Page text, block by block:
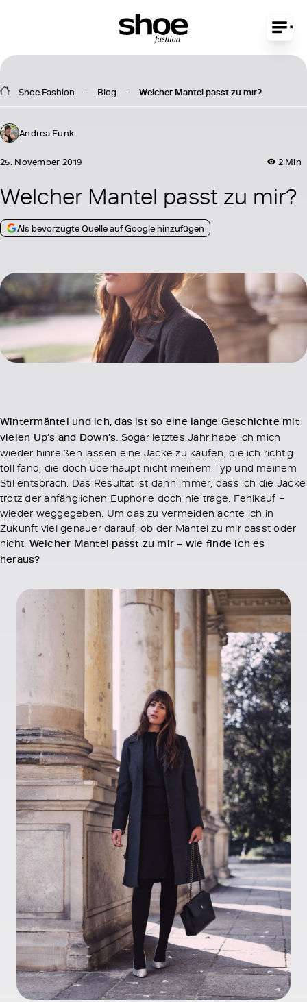
Shoe Fashion Blog Welcher Mantel passt zu mir?
Andrea Funk
2 Min
25. November 2019
Welcher Mantel passt zu mir?
Als bevorzugte Quelle auf Google hinzufügen
Wintermäntel und ich, das ist so eine lange Geschichte mit
vielen Up’s and Down’s. Sogar letztes Jahr habe ich mich
wieder hinreißen lassen eine Jacke zu kaufen, die ich richtig
toll fand, die doch überhaupt nicht meinem Typ und meinem
Stil entsprach. Das Resultat ist dann immer, dass ich die Jacke
trotz der anfänglichen Euphorie doch nie trage. Fehlkauf –
wieder weggegeben. Um das zu vermeiden achte ich in
Zukunft viel genauer darauf, ob der Mantel zu mir passt oder
nicht. Welcher Mantel passt zu mir – wie finde ich es
heraus?